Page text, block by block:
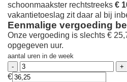
schoonmaakster rechtstreeks €
vakantietoeslag zit daar al bij
Eenmalige vergoeding
Onze vergoeding is slechts €
opgegeven uur.
aantal uren in de week
€